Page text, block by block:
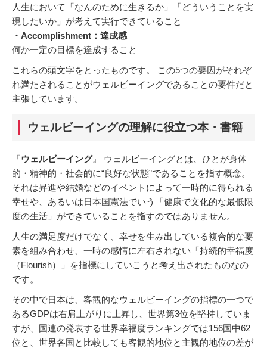
人生において「なんのために生きるか」「どういうことを実
現したいか」が考えて実行できていること
・Accomplishment：達成感
何か一定の目標を達成すること
これらの頭文字をとったものです。 この5つの要因がそれぞ
れ満たされることがウェルビーイングであることの要件だと
主張しています。
ウェルビーイングの理解に役立つ本・書籍
『ウェルビーイング』 ウェルビーイングとは、ひとが身体
的・精神的・社会的に“良好な状態”であることを指す概念。
それは昇進や結婚などのイベントによって一時的に得られる
幸せや、あるいは日本国憲法でいう「健康で文化的な最低限
度の生活」ができていることを指すのではありません。
人生の満足度だけでなく、幸せを生み出している複合的な要
素を組み合わせ、一時の感情に左右されない「持続的幸福度
（Flourish）」を指標にしていこうと考え出されたものなの
です。
その中で日本は、客観的なウェルビーイングの指標の一つで
あるGDPは右肩上がりに上昇し、世界第3位を堅持していま
すが、国連の発表する世界幸福度ランキングでは156国中62
位と、世界各国と比較しても客観的地位と主観的地位の差が